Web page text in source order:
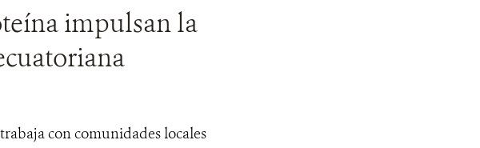
impulsan la
con comunidades locales